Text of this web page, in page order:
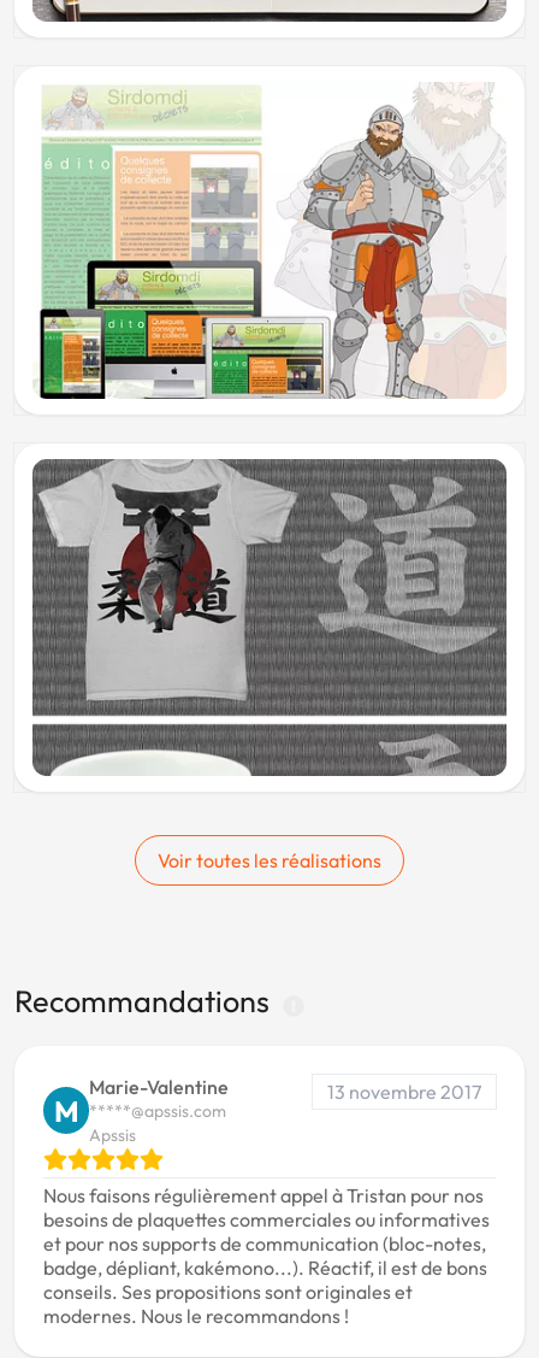
Voir toutes les réalisations
Recommandations
M
Marie-Valentine
*****@apssis.com
Apssis
13 novembre 2017
Nous faisons régulièrement appel à Tristan pour nos
besoins de plaquettes commerciales ou informatives
et pour nos supports de communication (bloc-notes,
badge, dépliant, kakémono...). Réactif, il est de bons
conseils. Ses propositions sont originales et
modernes. Nous le recommandons !